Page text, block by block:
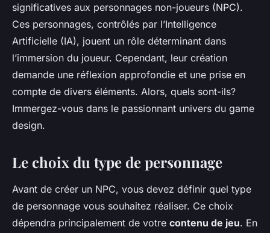
significatives aux personnages non-joueurs (NPC).
Ces personnages, contrôlés par l’Intelligence
Artificielle (IA), jouent un rôle déterminant dans
l’immersion du joueur. Cependant, leur création
demande une réflexion approfondie et une prise en
compte de divers éléments. Alors, quels sont-ils?
Immergez-vous dans le passionnant univers du game
design.
Le choix du type de personnage
Avant de créer un NPC, vous devez définir quel type
de personnage vous souhaitez réaliser. Ce choix
dépendra principalement de votre contenu de jeu. En